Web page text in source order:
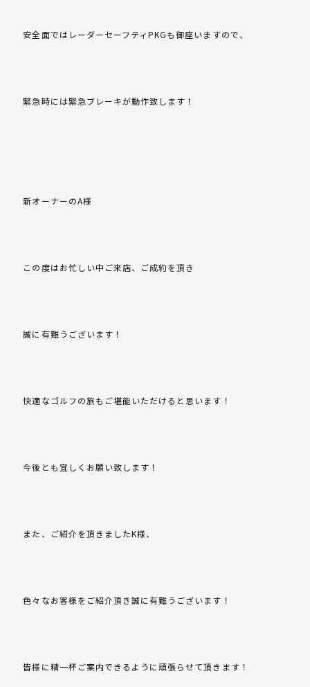
安全面ではレーダーセーフティPKGも御座いますので、
緊急時には緊急ブレーキが動作致します！
新オーナーのA様
この度はお忙しい中ご来店、ご成約を頂き
誠に有難うございます！
快適なゴルフの旅もご堪能いただけると思います！
今後とも宜しくお願い致します！
また、ご紹介を頂きましたK様、
色々なお客様をご紹介頂き誠に有難うございます！
皆様に精一杯ご案内できるように頑張らせて頂きます！